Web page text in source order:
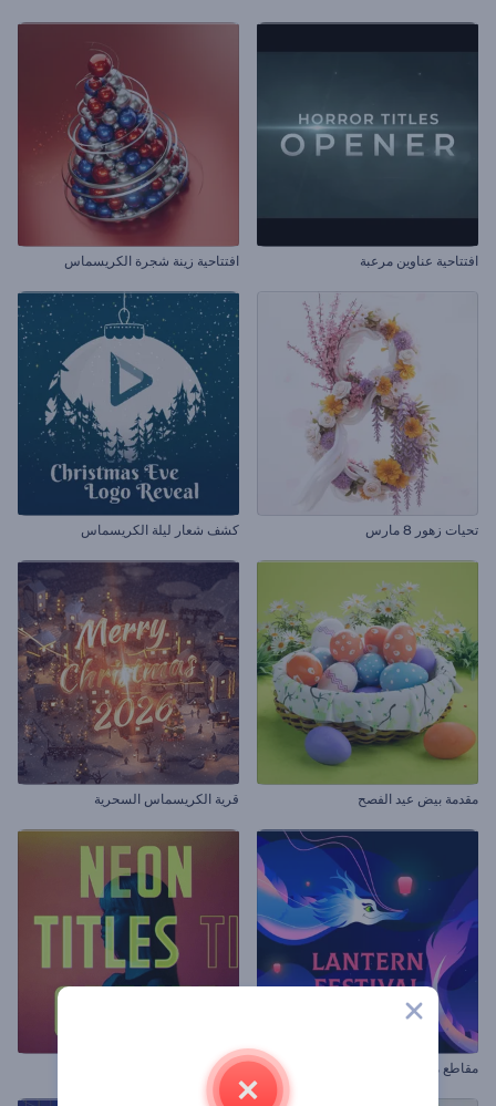
افتتاحية عناوين مرعبة افتتاحية زينة شجرة الكريسماس
تحيات زهور 8 مارس كشف شعار ليلة الكريسماس
مقدمة بيض عيد الفصح قرية الكريسماس السحرية
مقاطع مهرجان الفوانيس مقدمة عناوين نيون